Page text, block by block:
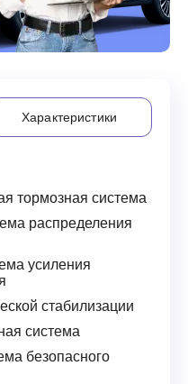
Характеристики
тормозная система
распределения
усиления
стабилизации
система
безопасного